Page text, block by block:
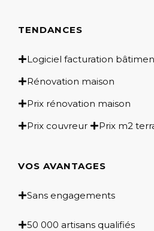
TENDANCES
Logiciel facturation
Rénovation maison
Prix rénovation maison
Prix couvreur
Prix m2
VOS AVANTAGES
Sans engagements
50 000 artisans qualifiés